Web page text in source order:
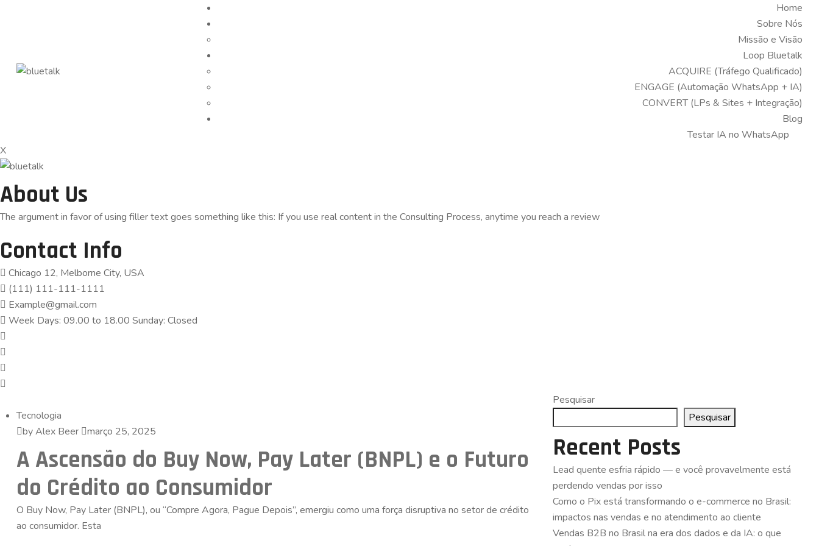
Home
Sobre Nós
Missão e Visão
Loop Bluetalk
ACQUIRE (Tráfego Qualificado)
ENGAGE (Automação WhatsApp + IA)
CONVERT (LPs & Sites + Integração)
Blog
Testar IA no WhatsApp
X
About Us
The argument in favor of using filler text goes something like this: If you use real content in the Consulting Process, anytime you reach a review
Contact Info
Chicago 12, Melborne City, USA
(111) 111-111-1111
Example@gmail.com
Week Days: 09.00 to 18.00 Sunday: Closed
Tecnologia
by Alex Beer
março 25, 2025
A Ascensão do Buy Now, Pay Later (BNPL) e o Futuro
do Crédito ao Consumidor
O Buy Now, Pay Later (BNPL), ou “Compre Agora, Pague Depois”, emergiu como uma força disruptiva no setor de crédito
ao consumidor. Esta
Pesquisar
Pesquisar
Recent Posts
Lead quente esfria rápido — e você provavelmente está
perdendo vendas por isso
Como o Pix está transformando o e-commerce no Brasil:
impactos nas vendas e no atendimento ao cliente
Vendas B2B no Brasil na era dos dados e da IA: o que